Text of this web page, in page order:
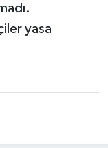
yasa